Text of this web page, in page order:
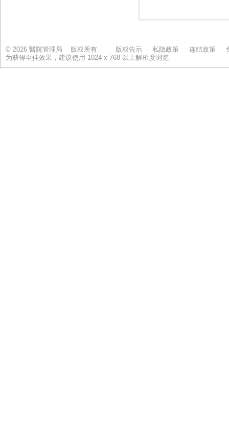
© 2026 醫院管理局 版权所有 版权告示 私隐政策 连结政策
为获得至佳效果，建议使用 1024 x 768 以上解析度浏览